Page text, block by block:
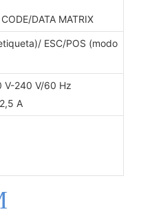
DATA MATRIX
ESC/POS (modo
V-240 V/60 Hz
A